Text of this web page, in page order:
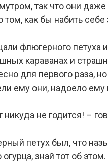
так что они
том, как бы набить
флюгерного петуха
караванах и
для первого раза,
ему они, надоело ему
никуда не годится! –
петух был, что
знай тот об